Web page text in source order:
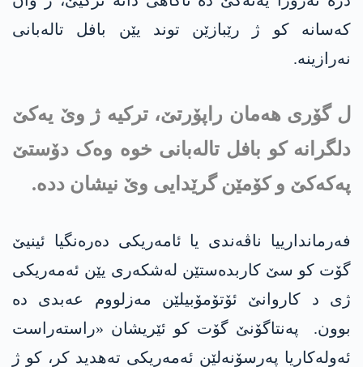
کەسانه‌ کو ژ رێبازێن توند یێن بافل تالەبانی
نەرازینە.
ل گۆری هەمان راپۆرتێ، ترکیە ژ وێ یەکێ
دلگرانە کو بافل تالەبانی خوە وەک دۆستێ
په‌كه‌كێ و کۆمێن گرێدایی وێ نیشان دده‌.
فەرماندارییا ناڤەندی یا ئامەریکی دەرەنگیا ئینیێ
گۆت کو سێ کاربدەستێن لەشکەری یێن ئه‌مەریکی
ژی د کاروانێ ئۆتۆمۆبیلێن مه‌زلووم عه‌بدی دە
بوون. پەنتاگۆنێ گۆت کو ئێریشان «راستەراست
ئەولەکاریا پەرسۆنەلێن ئه‌مەریکی تەهدید کر، کو ژ